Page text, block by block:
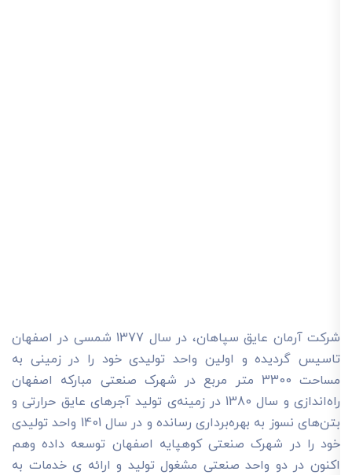
شرکت آرمان عایق سپاهان، در سال 1377 شمسی در اصفهان
تاسیس گردیده و اولین واحد تولیدی خود را در زمینی به
مساحت 3300 متر مربع در شهرک صنعتی مبارکه اصفهان
راه‌اندازی و سال 1380 در زمینه‌ی تولید آجرهای عایق حرارتی و
بتن‌های نسوز به بهره‌برداری رسانده و در سال 1401 واحد تولیدی
خود را در شهرک صنعتی کوهپایه اصفهان توسعه داده وهم
اکنون در دو واحد صنعتی مشغول تولید و ارائه ی خدمات به